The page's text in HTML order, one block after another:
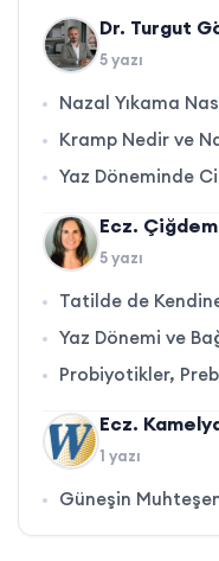
Dr. Turgut
5 yazı
Nazal Yıkama
Kramp Nedir ve
Yaz Döneminde
Ecz.
5 yazı
Tatilde de
Yaz Dönemi ve
Probiyotikler,
Ecz.
1 yazı
Güneşin